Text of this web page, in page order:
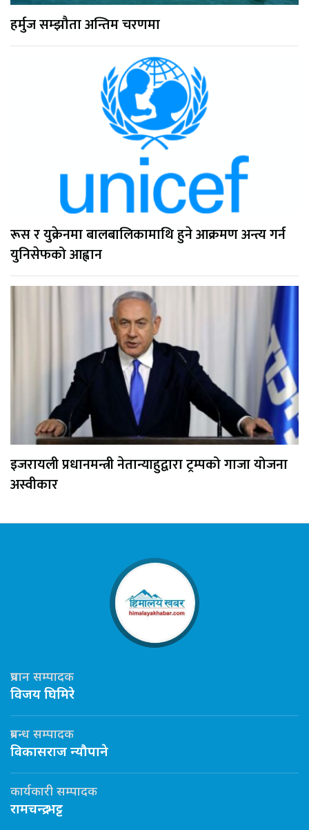
हर्मुज सम्झौता अन्तिम चरणमा
रूस र युक्रेनमा बालबालिकामाथि हुने आक्रमण अन्त्य गर्न
युनिसेफको आह्वान
इजरायली प्रधानमन्त्री नेतान्याहुद्वारा ट्रम्पको गाजा योजना
अस्वीकार
प्रधान सम्पादक
विजय घिमिरे
प्रबन्ध सम्पादक
विकासराज न्यौपाने
कार्यकारी सम्पादक
रामचन्द्र भट्ट